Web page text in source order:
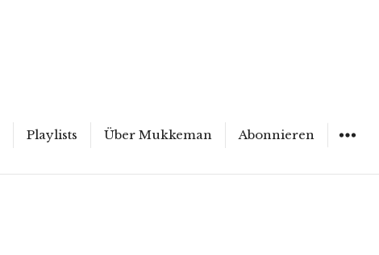
Playlists Über Mukkeman Abonnieren